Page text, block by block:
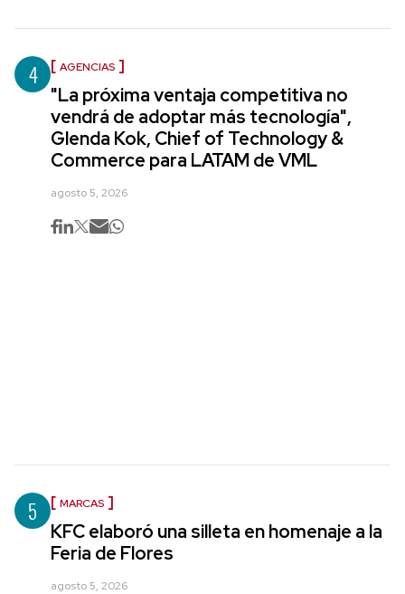
4 AGENCIAS
"La próxima ventaja competitiva no
vendrá de adoptar más tecnología",
Glenda Kok, Chief of Technology &
Commerce para LATAM de VML
agosto 5, 2026
5 MARCAS
KFC elaboró una silleta en homenaje a la
Feria de Flores
agosto 5, 2026